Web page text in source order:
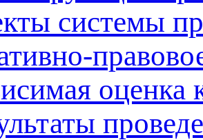
системы
оценка